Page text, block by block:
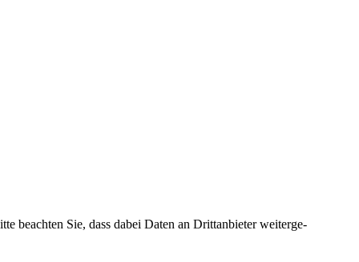
beachten Sie, dass dabei Daten an Dritt­an­bieter weiter­ge­